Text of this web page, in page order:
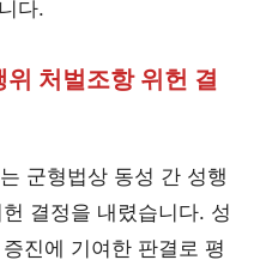
다.
처벌조항 위헌 결
군형법상 동성 간 성행
결정을 내렸습니다. 성
진에 기여한 판결로 평